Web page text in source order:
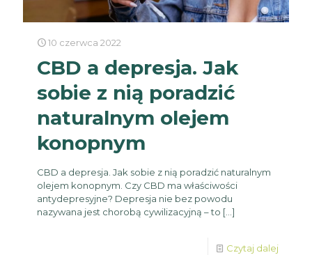
10 czerwca 2022
CBD a depresja. Jak
sobie z nią poradzić
naturalnym olejem
konopnym
CBD a depresja. Jak sobie z nią poradzić naturalnym
olejem konopnym. Czy CBD ma właściwości
antydepresyjne? Depresja nie bez powodu
nazywana jest chorobą cywilizacyjną – to […]
Czytaj dalej